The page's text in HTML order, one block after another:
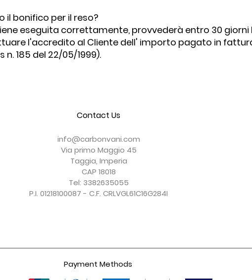
bonifico per il reso?
eseguita correttamente, provvederà entro 30
l'accredito al Cliente dell' importo pagato in
n. 185 del 22/05/1999).
Contact Us
info@carbonvani.com
Via primo Maggio 45
Taggia, Imperia
CAP 18018
Tel: 3382635055
P.I. 01218100087 - C.F. CRLVGL61C16G284I
Payment Methods